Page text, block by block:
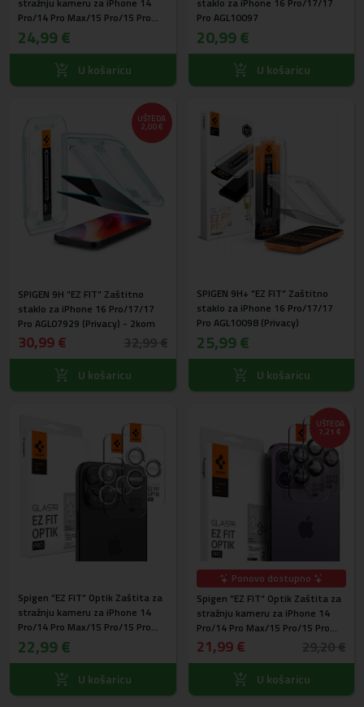
Pro/14 Pro Max/15 Pro/15 Pro
Max/16 Pro/16 Pro Max/17
Pro/17 Pro Max Black AGL05217 -
24,99 €
U košaricu
Pro AGL10097
20,99 €
U košaricu
UŠTEDA
2,00 €
SPIGEN 9H ”EZ FIT” Zaštitno
staklo za iPhone 16 Pro/17/17
Pro AGL07929 (Privacy) - 2kom
30,99 €
U košaricu
SPIGEN 9H+ ”EZ FIT” Zaštitno
staklo za iPhone 16 Pro/17/17
Pro AGL10098 (Privacy)
25,99 €
U košaricu
Spigen ”EZ FIT” Optik Zaštita za
stražnju kameru za iPhone 14
Pro/14 Pro Max/15 Pro/15 Pro
Max/16 Pro/16 Pro Max/17
Pro/17 Pro Max Crystal Clear
AGL06914 - 2kom
22,99 €
U košaricu
UŠTEDA
7,21 €
Ponovo dostupno
Spigen ”EZ FIT” Optik Zaštita za
stražnju kameru za iPhone 14
Pro/14 Pro Max/15 Pro/15 Pro
Max/16 Pro/16 Pro Max/17
Pro/17 Pro Max Black AGL05205 -
21,99 €
U košaricu